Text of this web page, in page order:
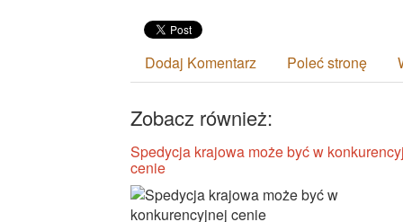
Dodaj Komentarz Poleć stronę
Zobacz również:
Spedycja krajowa może być w
cenie